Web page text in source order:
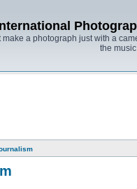
make a photograph just with a
the